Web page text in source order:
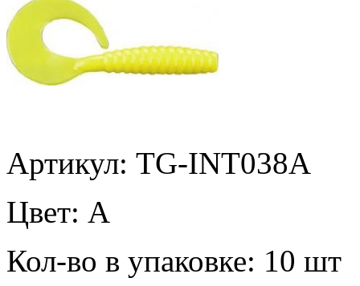
Артикул: TG-INT038A
Цвет: A
Кол-во в упаковке: 10 шт